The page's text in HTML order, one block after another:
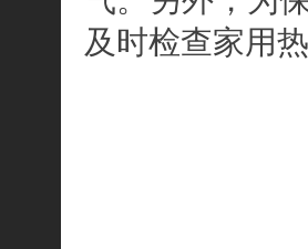
及时检查家用